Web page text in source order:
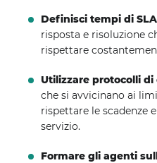
Definisci tempi di
risposta e risoluzione
rispettare
Utilizzare protocolli di
che si avvicinano ai
rispettare le scadenze
servizio.
Formare gli agenti